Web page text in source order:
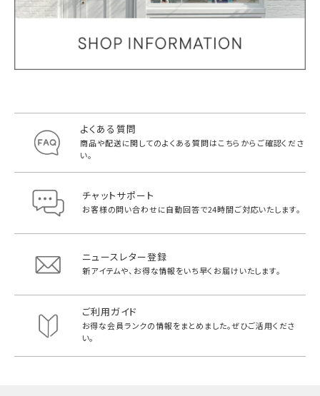
よくある質問
商品や配送に関してのよくある質問はこちらからご確認くださ
い。
チャットサポート
お客様の問い合わせに自動回答で24時間ご対応いたします。
ニュースレター登録
新アイテムや、お得な情報をいち早く お届けいたします。
ご利用ガイド
お得な会員ランクの情報をまとめました。ぜひご活用くださ
い。